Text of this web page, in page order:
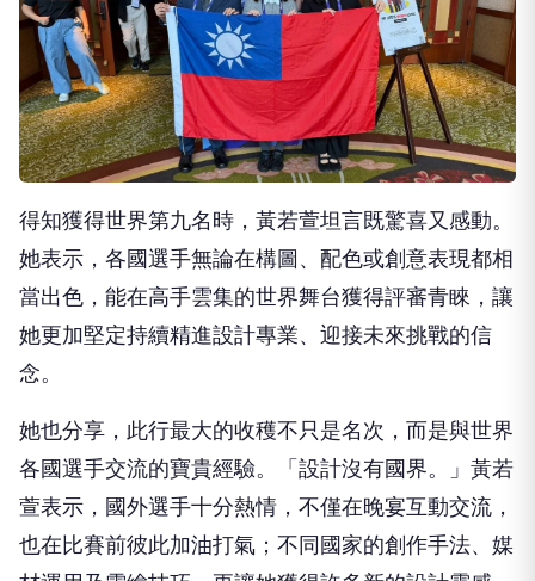
得知獲得世界第九名時，黃若萱坦言既驚喜又感動。
她表示，各國選手無論在構圖、配色或創意表現都相
當出色，能在高手雲集的世界舞台獲得評審青睞，讓
她更加堅定持續精進設計專業、迎接未來挑戰的信
念。
她也分享，此行最大的收穫不只是名次，而是與世界
各國選手交流的寶貴經驗。「設計沒有國界。」黃若
萱表示，國外選手十分熱情，不僅在晚宴互動交流，
也在比賽前彼此加油打氣；不同國家的創作手法、媒